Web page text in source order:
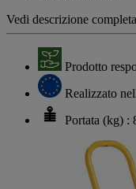
Vedi descrizione completa
Prodotto
Realizzato
Portata (kg) :